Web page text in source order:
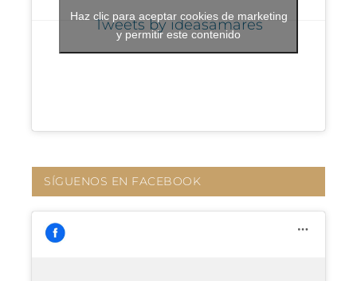
Tweets by ideasamares
Haz clic para aceptar cookies de marketing
y permitir este contenido
SÍGUENOS EN FACEBOOK